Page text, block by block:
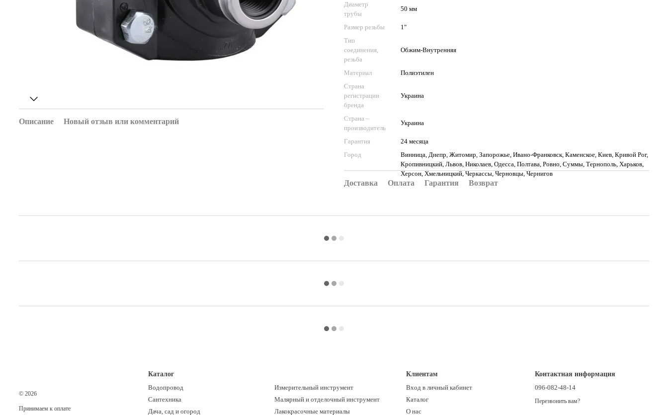
Описание Новый отзыв или комментарий
Диаметр
трубы
50 мм
Размер резьбы
1"
Тип
соединения,
резьба
Обжим-Внутренняя
Материал
Полиэтилен
Страна
регистрации
бренда
Украина
Страна –
производитель
Украина
Гарантия
24 месяца
Город
Винница, Днепр, Житомир, Запорожье, Ивано-Франковск, Каменское, Киев, Кривой Рог,
Кропивницкий, Львов, Николаев, Одесса, Полтава, Ровно, Суммы, Тернополь, Харьков,
Херсон, Хмельницкий, Черкассы, Черновцы, Чернигов
Доставка Оплата Гарантия Возврат
© 2026
Принимаем к оплате
Каталог
Водопровод
Сантехника
Дача, сад и огород
Измерительный инструмент
Малярный и отделочный инструмент
Лакокрасочные материалы
Клиентам
Вход в личный кабинет
Каталог
О нас
Контактная информация
096-082-48-14
Перезвонить вам?